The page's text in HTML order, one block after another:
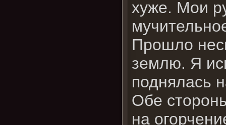
хуже. Мои
Прошло
землю. Я
поднялась
Обе
на